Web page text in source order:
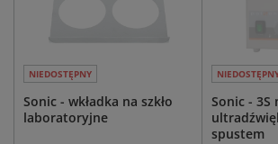
NIEDOSTĘPNY
Sonic - wkładka na szkło
laboratoryjne
Sonic - 3S
spustem